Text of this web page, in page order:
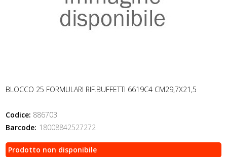
BLOCCO 25 FORMULARI RIF.BUFFETTI 6619C4 CM29,7X21,5
Codice: 886703
Barcode: 18008842527272
Prodotto non disponibile